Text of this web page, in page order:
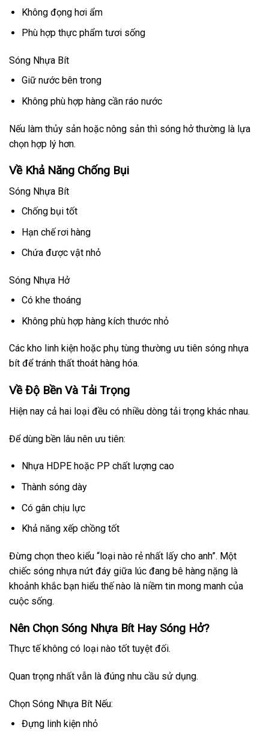
Không đọng hơi ẩm
Phù hợp thực phẩm tươi sống
Sóng Nhựa Bít
Giữ nước bên trong
Không phù hợp hàng cần ráo nước
Nếu làm thủy sản hoặc nông sản thì sóng hở thường là lựa
chọn hợp lý hơn.
Về Khả Năng Chống Bụi
Sóng Nhựa Bít
Chống bụi tốt
Hạn chế rơi hàng
Chứa được vật nhỏ
Sóng Nhựa Hở
Có khe thoáng
Không phù hợp hàng kích thước nhỏ
Các kho linh kiện hoặc phụ tùng thường ưu tiên sóng nhựa
bít để tránh thất thoát hàng hóa.
Về Độ Bền Và Tải Trọng
Hiện nay cả hai loại đều có nhiều dòng tải trọng khác nhau.
Để dùng bền lâu nên ưu tiên:
Nhựa HDPE hoặc PP chất lượng cao
Thành sóng dày
Có gân chịu lực
Khả năng xếp chồng tốt
Đừng chọn theo kiểu “loại nào rẻ nhất lấy cho anh”. Một
chiếc sóng nhựa nứt đáy giữa lúc đang bê hàng nặng là
khoảnh khắc bạn hiểu thế nào là niềm tin mong manh của
cuộc sống.
Nên Chọn Sóng Nhựa Bít Hay Sóng Hở?
Thực tế không có loại nào tốt tuyệt đối.
Quan trọng nhất vẫn là đúng nhu cầu sử dụng.
Chọn Sóng Nhựa Bít Nếu:
Đựng linh kiện nhỏ